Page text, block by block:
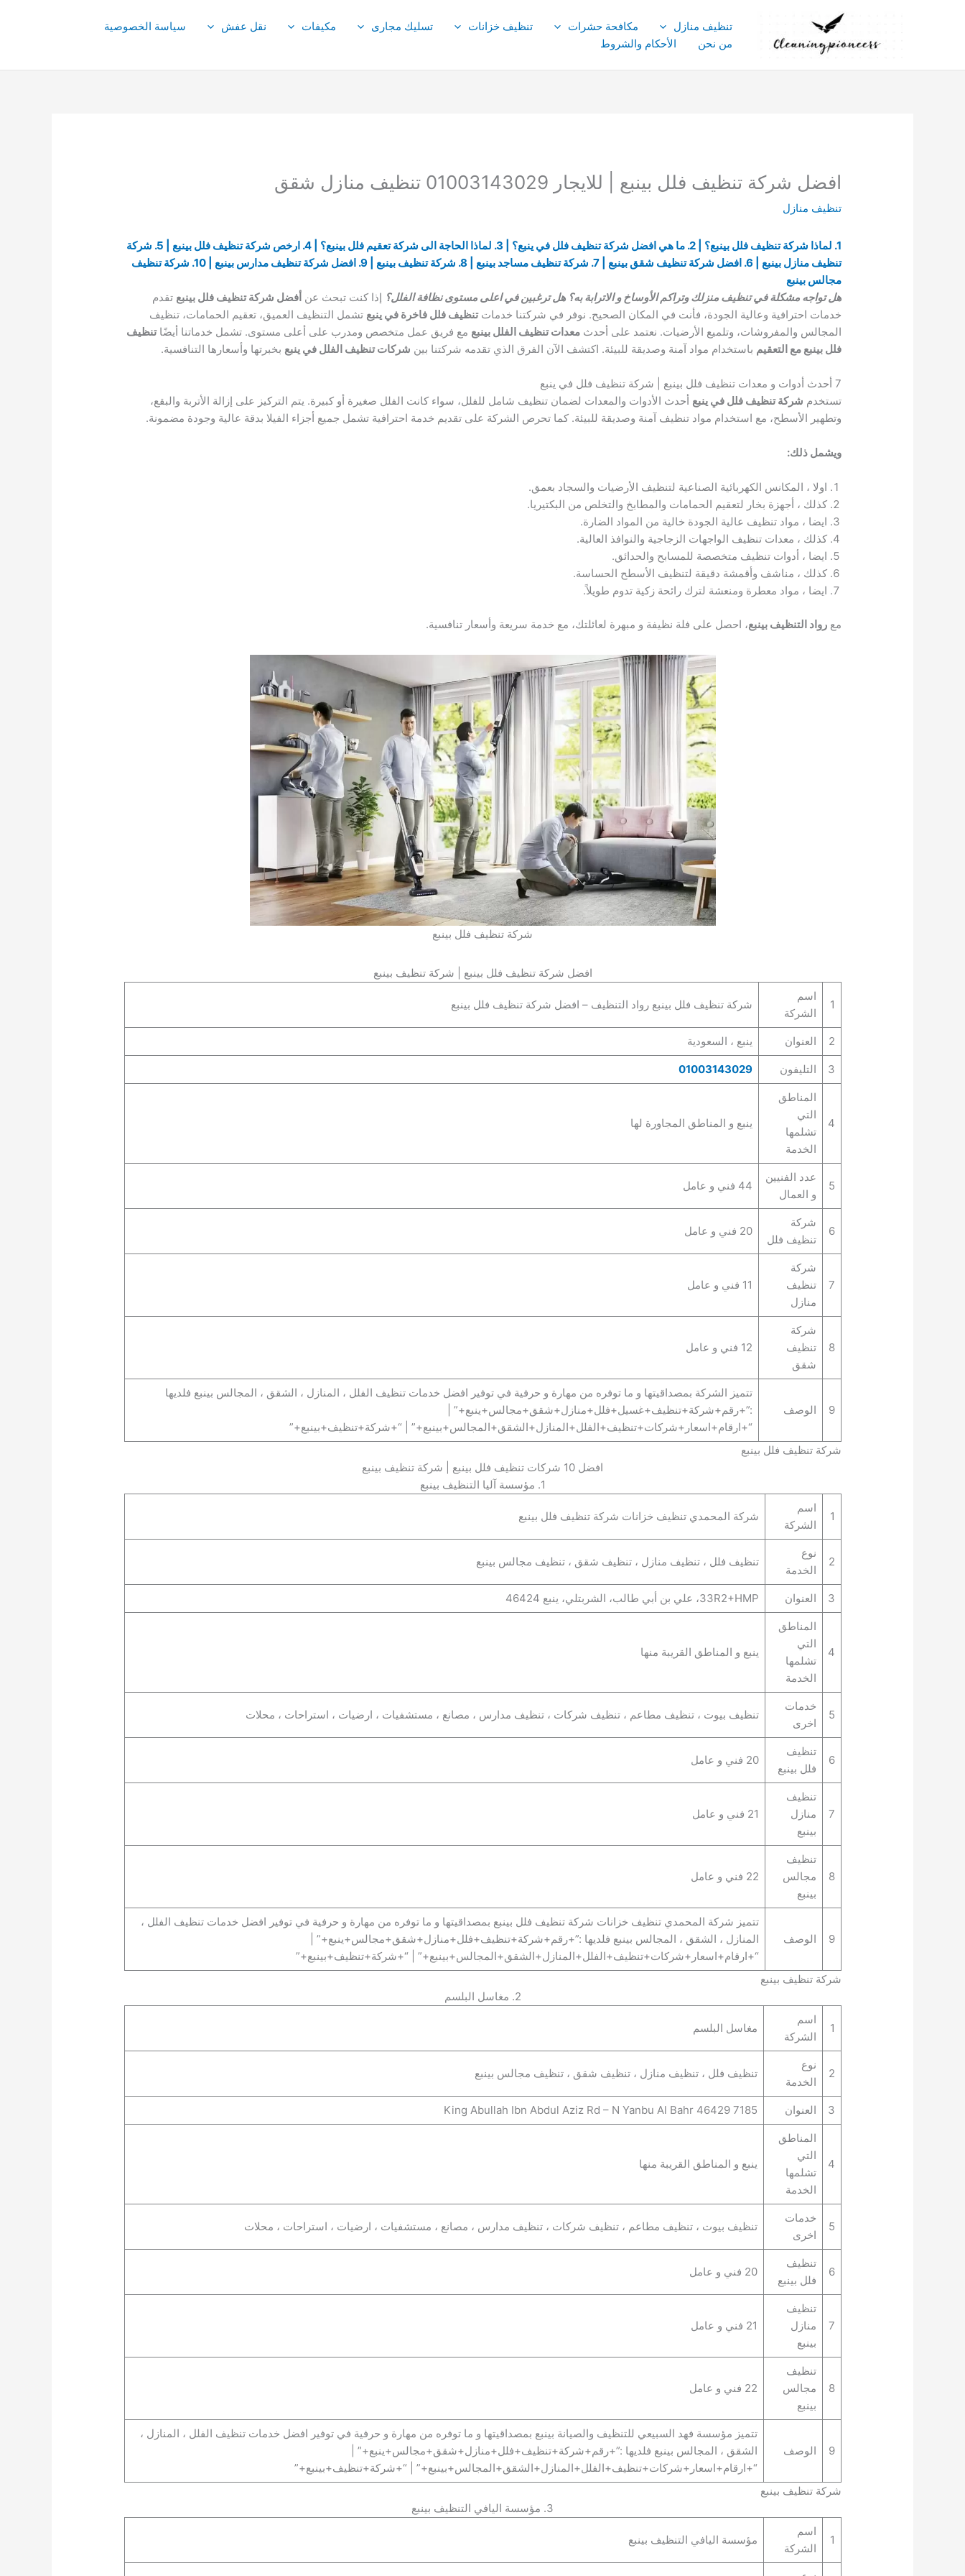
تنظيف منازل مكافحة حشرات تنظيف خزانات تسليك مجارى مكيفات نقل عفش
سياسة الخصوصية
من نحن
الأحكام والشروط
افضل شركة تنظيف فلل بينبع | للايجار 01003143029 تنظيف منازل شقق
تنظيف منازل
1. لماذا شركة تنظيف فلل بينبع؟ | 2. ما هي افضل شركة تنظيف فلل في ينبع؟ | 3. لماذا الحاجة الى شركة تعقيم فلل بينبع؟ | 4. ارخص شركة تنظيف فلل بينبع | 5. شركة
تنظيف منازل بينبع | 6. افضل شركة تنظيف شقق بينبع | 7. شركة تنظيف مساجد بينبع | 8. شركة تنظيف بينبع | 9. افضل شركة تنظيف مدارس بينبع | 10. شركة تنظيف
مجالس بينبع
هل تواجه مشكلة في تنظيف منزلك وتراكم الأوساخ و الاترابة به؟ هل ترغبين في اعلى مستوى نظافة الفلل؟ إذا كنت تبحث عنأفضل شركة تنظيف فلل بينبع تقدم
خدمات احترافية وعالية الجودة، فأنت في المكان الصحيح. نوفر في شركتنا خدماتتنظيف فلل فاخرة في ينبع تشمل التنظيف العميق، تعقيم الحمامات، تنظيف
المجالس والمفروشات، وتلميع الأرضيات. نعتمد على أحدثمعدات تنظيف الفلل بينبع مع فريق عمل متخصص ومدرب على أعلى مستوى. تشمل خدماتنا أيضًاتنظيف
فلل بينبع مع التعقيم باستخدام مواد آمنة وصديقة للبيئة. اكتشف الآن الفرق الذي تقدمه شركتنا بين شركات تنظيف الفلل في ينبع بخبرتها وأسعارها التنافسية.
7 أحدث أدوات و معدات تنظيف فلل بينبع | شركة تنظيف فلل في ينبع
تستخدم شركة تنظيف فلل في ينبع أحدث الأدوات والمعدات لضمان تنظيف شامل للفلل، سواء كانت الفلل صغيرة أو كبيرة. يتم التركيز على إزالة الأتربة والبقع،
وتطهير الأسطح، مع استخدام مواد تنظيف آمنة وصديقة للبيئة. كما تحرص الشركة على تقديم خدمة احترافية تشمل جميع أجزاء الفيلا بدقة عالية وجودة مضمونة.
ويشمل ذلك:
اولا ، المكانس الكهربائية الصناعية لتنظيف الأرضيات والسجاد بعمق.
كذلك ، أجهزة بخار لتعقيم الحمامات والمطابخ والتخلص من البكتيريا.
ايضا ، مواد تنظيف عالية الجودة خالية من المواد الضارة.
كذلك ، معدات تنظيف الواجهات الزجاجية والنوافذ العالية.
ايضا ، أدوات تنظيف متخصصة للمسابح والحدائق.
كذلك ، مناشف وأقمشة دقيقة لتنظيف الأسطح الحساسة.
ايضا ، مواد معطرة ومنعشة لترك رائحة زكية تدوم طويلاً.
معرواد التنظيف بينبع، احصل على فلة نظيفة و مبهرة لعائلتك، مع خدمة سريعة وأسعار تنافسية.
شركة تنظيف فلل بينبع
افضل شركة تنظيف فلل بينبع | شركة تنظيف بينبع
1
اسم
الشركة
شركة تنظيف فلل بينبع رواد التنظيف – افضل شركة تنظيف فلل بينبع
2 العنوان ينبع ، السعودية
3 التليفون 01003143029
4
المناطق
التي
تشلمها
الخدمة
ينبع و المناطق المجاورة لها
5
عدد الفنيين
و العمال
44 فني و عامل
6
شركة
تنظيف فلل
20 فني و عامل
7
شركة
تنظيف
منازل
11 فني و عامل
8
شركة
تنظيف
شقق
12 فني و عامل
9 الوصف
تتميز الشركة بمصداقيتها و ما توفره من مهارة و حرفية في توفير افضل خدمات تنظيف الفلل ، المنازل ، الشقق ، المجالس بينبع فلديها
:”+رقم+شركة+تنظيف+غسيل+فلل+منازل+شقق+مجالس+ينبع+” |
“+ارقام+اسعار+شركات+تنظيف+الفلل+المنازل+الشقق+المجالس+بينبع+” | “+شركة+تنظيف+بينبع+”
شركة تنظيف فلل بينبع
افضل 10 شركات تنظيف فلل بينبع | شركة تنظيف بينبع
1. مؤسسة آليا التنظيف بينبع
1
اسم
الشركة
شركة المحمدي تنظيف خزانات شركة تنظيف فلل بينبع
2
نوع
الخدمة
تنظيف فلل ، تنظيف منازل ، تنظيف شقق ، تنظيف مجالس بينبع
3 العنوان 33R2+HMP، علي بن أبي طالب، الشربتلي، ينبع 46424
4
المناطق
التي
تشلمها
الخدمة
ينبع و المناطق القريبة منها
5
خدمات
اخرى
تنظيف بيوت ، تنظيف مطاعم ، تنظيف شركات ، تنظيف مدارس ، مصانع ، مستشفيات ، ارضيات ، استراحات ، محلات
6
تنظيف
فلل بينبع
20 فني و عامل
7
تنظيف
منازل
بينبع
21 فني و عامل
8
تنظيف
مجالس
بينبع
22 فني و عامل
9 الوصف
تتميز شركة المحمدي تنظيف خزانات شركة تنظيف فلل بينبع بمصداقيتها و ما توفره من مهارة و حرفية في توفير افضل خدمات تنظيف الفلل ،
المنازل ، الشقق ، المجالس بينبع فلديها :”+رقم+شركة+تنظيف+فلل+منازل+شقق+مجالس+ينبع+” |
“+ارقام+اسعار+شركات+تنظيف+الفلل+المنازل+الشقق+المجالس+بينبع+” | “+شركة+تنظيف+بينبع+”
شركة تنظيف بينبع
2. مغاسل البلسم
1
اسم
الشركة
مغاسل البلسم
2
نوع
الخدمة
تنظيف فلل ، تنظيف منازل ، تنظيف شقق ، تنظيف مجالس بينبع
3 العنوان 7185 King Abullah Ibn Abdul Aziz Rd – N Yanbu Al Bahr 46429
4
المناطق
التي
تشلمها
الخدمة
ينبع و المناطق القريبة منها
5
خدمات
اخرى
تنظيف بيوت ، تنظيف مطاعم ، تنظيف شركات ، تنظيف مدارس ، مصانع ، مستشفيات ، ارضيات ، استراحات ، محلات
6
تنظيف
فلل بينبع
20 فني و عامل
7
تنظيف
منازل
بينبع
21 فني و عامل
8
تنظيف
مجالس
بينبع
22 فني و عامل
9 الوصف
تتميز مؤسسة فهد السبيعي للتنظيف والصيانة بينبع بمصداقيتها و ما توفره من مهارة و حرفية في توفير افضل خدمات تنظيف الفلل ، المنازل ،
الشقق ، المجالس بينبع فلديها :”+رقم+شركة+تنظيف+فلل+منازل+شقق+مجالس+ينبع+” |
“+ارقام+اسعار+شركات+تنظيف+الفلل+المنازل+الشقق+المجالس+بينبع+” | “+شركة+تنظيف+بينبع+”
شركة تنظيف بينبع
3. مؤسسة اليافي التنظيف بينبع
1
اسم
الشركة
مؤسسة اليافي التنظيف بينبع